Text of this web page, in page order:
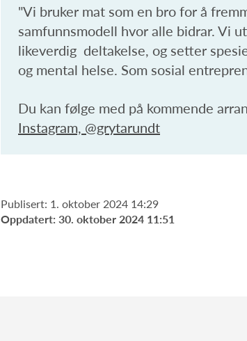
"Vi bruker mat som en bro for å
samfunnsmodell hvor alle bidrar. Vi
likeverdig deltakelse, og setter
og mental helse. Som sosial
Du kan følge med på kommende
Instagram, @grytarundt
Publisert: 1. oktober 2024 14:29
Oppdatert: 30. oktober 2024 11:51